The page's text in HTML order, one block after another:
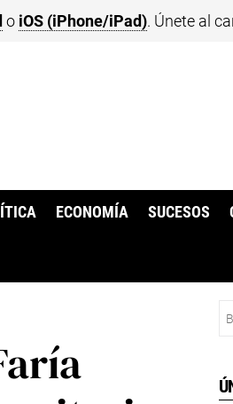
o iOS (iPhone/iPad). Únete al
ECONOMÍA SUCESOS